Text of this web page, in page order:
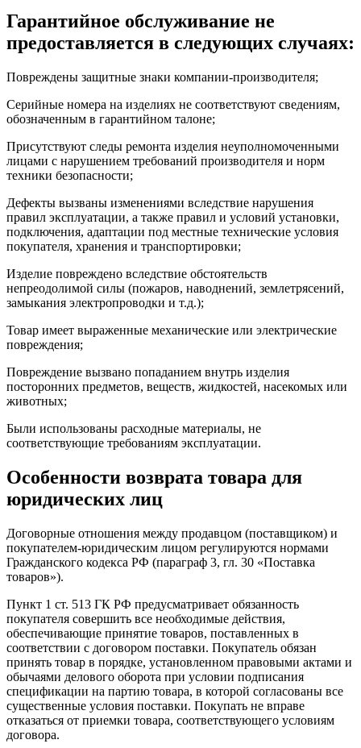
Гарантийное обслуживание не
предоставляется в следующих случаях:
Повреждены защитные знаки компании-производителя;
Серийные номера на изделиях не соответствуют сведениям,
обозначенным в гарантийном талоне;
Присутствуют следы ремонта изделия неуполномоченными
лицами с нарушением требований производителя и норм
техники безопасности;
Дефекты вызваны изменениями вследствие нарушения
правил эксплуатации, а также правил и условий установки,
подключения, адаптации под местные технические условия
покупателя, хранения и транспортировки;
Изделие повреждено вследствие обстоятельств
непреодолимой силы (пожаров, наводнений, землетрясений,
замыкания электропроводки и т.д.);
Товар имеет выраженные механические или электрические
повреждения;
Повреждение вызвано попаданием внутрь изделия
посторонних предметов, веществ, жидкостей, насекомых или
животных;
Были использованы расходные материалы, не
соответствующие требованиям эксплуатации.
Особенности возврата товара для
юридических лиц
Договорные отношения между продавцом (поставщиком) и
покупателем-юридическим лицом регулируются нормами
Гражданского кодекса РФ (параграф 3, гл. 30 «Поставка
товаров»).
Пункт 1 ст. 513 ГК РФ предусматривает обязанность
покупателя совершить все необходимые действия,
обеспечивающие принятие товаров, поставленных в
соответствии с договором поставки. Покупатель обязан
принять товар в порядке, установленном правовыми актами и
обычаями делового оборота при условии подписания
спецификации на партию товара, в которой согласованы все
существенные условия поставки. Покупать не вправе
отказаться от приемки товара, соответствующего условиям
договора.